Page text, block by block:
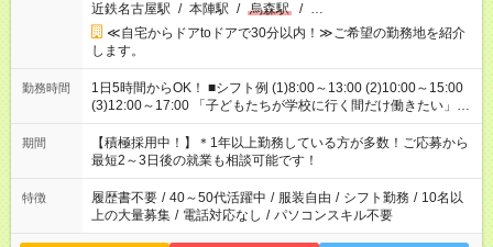
近鉄名古屋駅 / 本陣駅 / 烏森駅 / …
≪自宅からドアtoドアで30分以内！≫ご希望の勤務地を紹介
します。
勤務時間
1日5時間からOK！ ■シフト例 (1)8:00～13:00 (2)10:00～15:00
(3)12:00～17:00 「子どもたちが学校に行く間だけ働きたい」
「余裕を持って夕飯の準備がしたい」 「午前中は働いて、午後
はプライベートの時間にしたい」 など、ご希望を教えてくださ
いね。 ※Wワーク希望の方へ 今ご覧のお仕事で希望する勤務時
間と、もう1つのお仕事の勤務時間。 合計で週40時間を超える
場合は応募できません。
期間
【積極採用中！】＊1年以上勤務している方が多数！ご応募から
最短2～3日後の就業も相談可能です！
特徴 履歴書不要 / 40～50代活躍中 / 服装自由 / シフト勤務 / 10名以
上の大量募集 / 電話対応なし / パソコンスキル不要